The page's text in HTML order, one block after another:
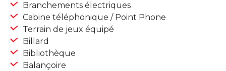
Branchements électriques
Cabine téléphonique / Point Phone
Terrain de jeux équipé
Billard
Bibliothèque
Balançoire